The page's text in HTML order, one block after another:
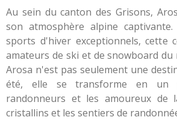
Au sein du canton des Grisons,
son atmosphère alpine
sports d'hiver exceptionnels, cette
amateurs de ski et de snowboard du
Arosa n'est pas seulement une
été, elle se transforme en un
randonneurs et les amoureux de
cristallins et les sentiers de